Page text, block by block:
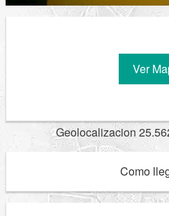
Ver
Geolocalizacion
Como